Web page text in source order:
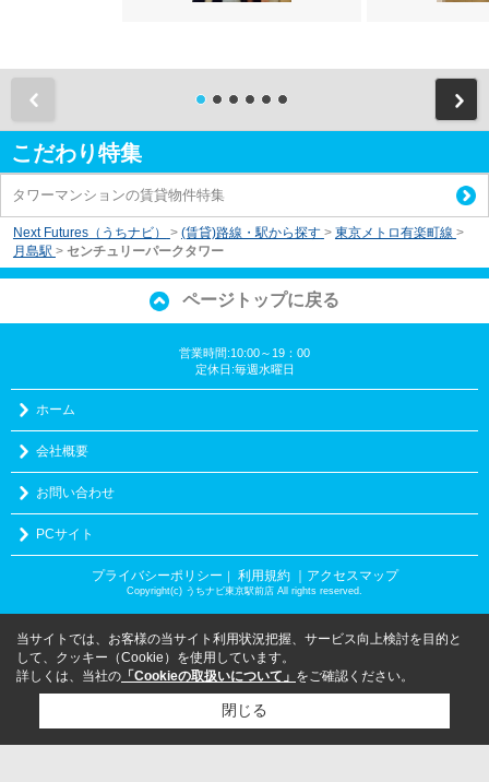
こだわり特集
タワーマンションの賃貸物件特集
Next Futures（うちナビ） > (賃貸)路線・駅から探す > 東京メトロ有楽町線 >
月島駅 > センチュリーパークタワー
ページトップに戻る
営業時間:10:00～19：00
定休日:毎週水曜日
ホーム
会社概要
お問い合わせ
PCサイト
プライバシーポリシー 利用規約 ｜アクセスマップ
Copyright(c) うちナビ東京駅前店 All rights reserved.
当サイトでは、お客様の当サイト利用状況把握、サービス向上検討を目的と
して、クッキー（Cookie）を使用しています。
詳しくは、当社の 「Cookieの取扱いについて」 をご確認ください。
閉じる